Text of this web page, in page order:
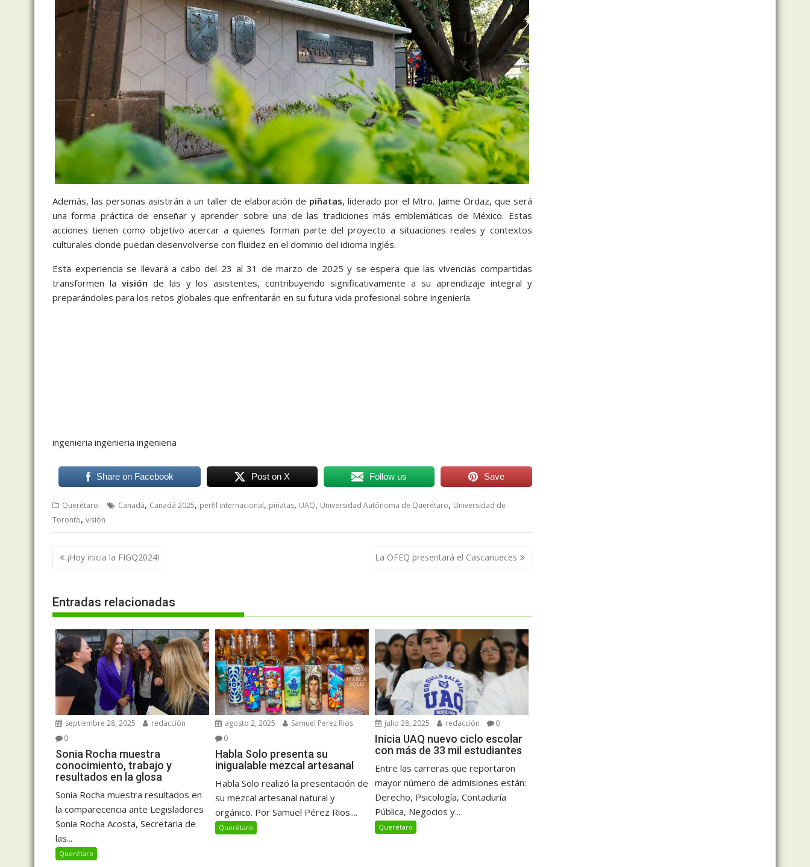
Además, las personas asistirán a un taller de elaboración de piñatas, liderado por el Mtro. Jaime Ordaz, que será
una forma práctica de enseñar y aprender sobre una de las tradiciones más emblemáticas de México. Estas
acciones tienen como objetivo acercar a quienes forman parte del proyecto a situaciones reales y contextos
culturales donde puedan desenvolverse con fluidez en el dominio del idioma inglés.
Esta experiencia se llevará a cabo del 23 al 31 de marzo de 2025 y se espera que las vivencias compartidas
transformen la visión de las y los asistentes, contribuyendo significativamente a su aprendizaje integral y
preparándoles para los retos globales que enfrentarán en su futura vida profesional sobre ingeniería.
ingenieria ingenieria ingenieria
Share on Facebook Post on X Follow us Save
Querétaro Canadá, Canadá 2025, perfil internacional, piñatas, UAQ, Universidad Autónoma de Querétaro, Universidad de
Toronto, visión
Navegación
de
¡Hoy inicia la FIGQ2024! La OFEQ presentará el Cascanueces
Entradas relacionadas
septiembre 28, 2025
redacción
0
Sonia Rocha muestra
conocimiento, trabajo y
resultados en la glosa
Sonia Rocha muestra resultados en
la comparecencia ante Legisladores
Sonia Rocha Acosta, Secretaria de
las...
Querétaro
agosto 2, 2025
Samuel Perez Rios
0
Habla Solo presenta su
inigualable mezcal artesanal
Habla Solo realizó la presentación de
su mezcal artesanal natural y
orgánico. Por Samuel Pérez Rios....
Querétaro
julio 28, 2025 redacción 0
Inicia UAQ nuevo ciclo escolar
con más de 33 mil estudiantes
Entre las carreras que reportaron
mayor número de admisiones están:
Derecho, Psicología, Contaduría
Pública, Negocios y...
Querétaro